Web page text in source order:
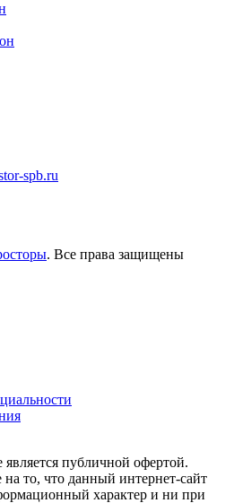
spb.ru
. Все права защищены
публичной офертой.
то, что данный интернет-сайт
характер и ни при